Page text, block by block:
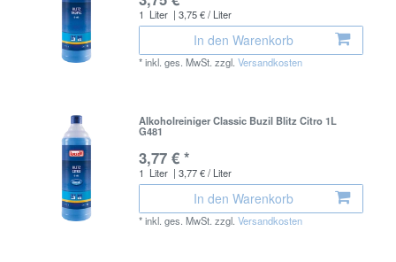
1 Liter | 3,75 € / Liter
In den Warenkorb
*inkl. ges. MwSt. zzgl.Versandkosten
Alkoholreiniger Classic Buzil Blitz Citro 1L
G481
3,77 € *
1 Liter | 3,77 € / Liter
In den Warenkorb
*inkl. ges. MwSt. zzgl.Versandkosten